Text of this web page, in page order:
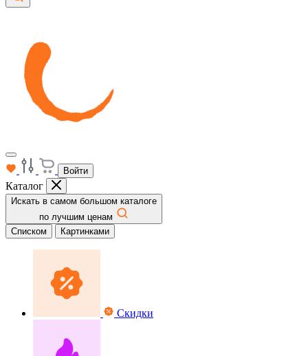
Войти
Каталог
Искать в самом большом каталоге
по лучшим ценам
Списком
Картинками
Скидки